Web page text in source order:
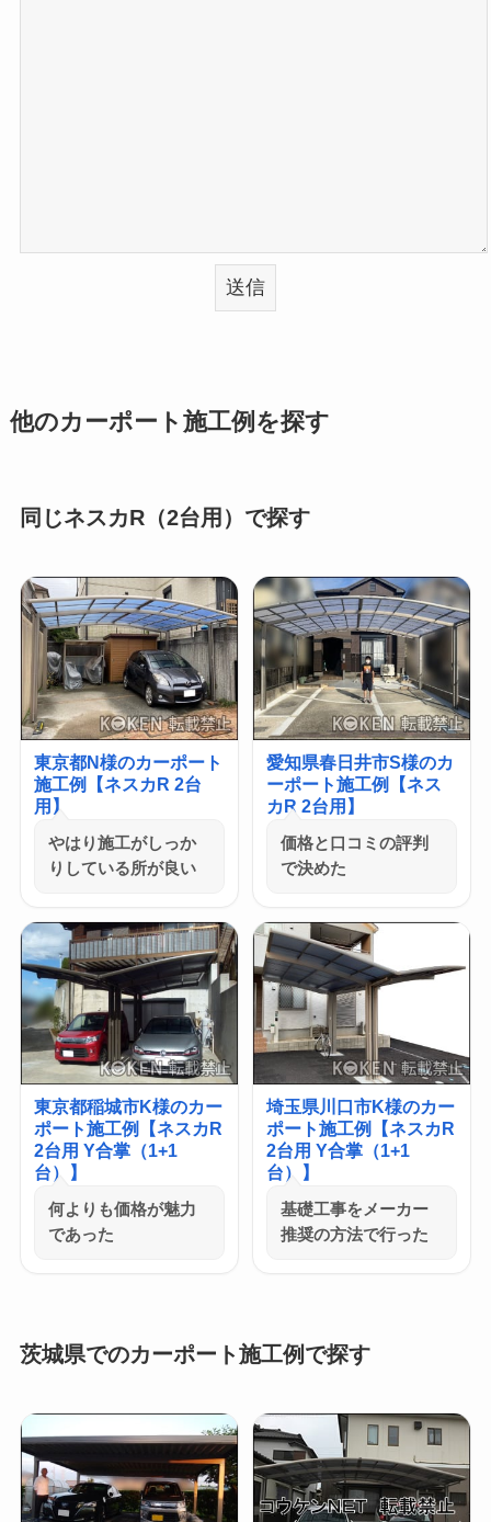
他のカーポート施工例を探す
同じネスカR（2台用）で探す
東京都N様のカーポート
施工例【ネスカR 2台
用】
やはり施工がしっか
りしている所が良い
愛知県春日井市S様のカ
ーポート施工例【ネス
カR 2台用】
価格と口コミの評判
で決めた
東京都稲城市K様のカー
ポート施工例【ネスカR
2台用 Y合掌（1+1
台）】
何よりも価格が魅力
であった
埼玉県川口市K様のカー
ポート施工例【ネスカR
2台用 Y合掌（1+1
台）】
基礎工事をメーカー
推奨の方法で行った
茨城県でのカーポート施工例で探す